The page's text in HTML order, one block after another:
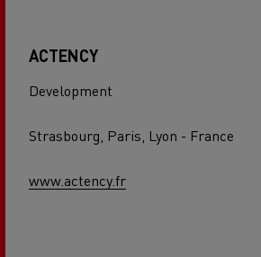
ACTENCY
Development
Strasbourg, Paris, Lyon - France
www.actency.fr